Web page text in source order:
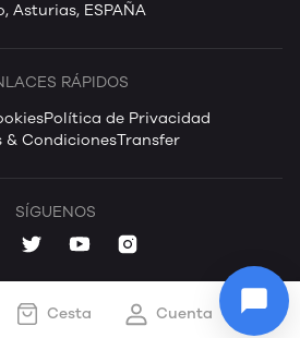
Asturias, ESPAÑA
RÁPIDOS
Política de Privacidad
& CondicionesTransfer
SÍGUENOS
Cesta Cuenta